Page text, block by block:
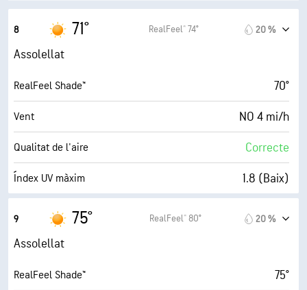
Sostre de núvols 30000 ft
8 71° RealFeel® 74° 20 %
Assolellat
RealFeel Shade™ 70°
Vent NO 4 mi/h
Qualitat de l'aire Correcte
Índex UV màxim 1.8 (Baix)
Humitat
Punt de rosada 64° F
9 75° RealFeel® 80° 20 %
Assolellat
RealFeel Shade™ 75°